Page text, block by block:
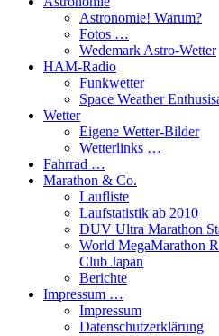
Astronomie! Warum?
Fotos …
Wedemark Astro-Wetter
HAM-Radio
Funkwetter
Space Weather
Wetter
Eigene Wetter-Bilder
Wetterlinks …
Fahrrad …
Marathon & Co.
Laufliste
Laufstatistik ab 2010
DUV Ultra Marathon
World MegaMarathon
Club Japan
Berichte
Impressum …
Impressum
Datenschutzerklärung